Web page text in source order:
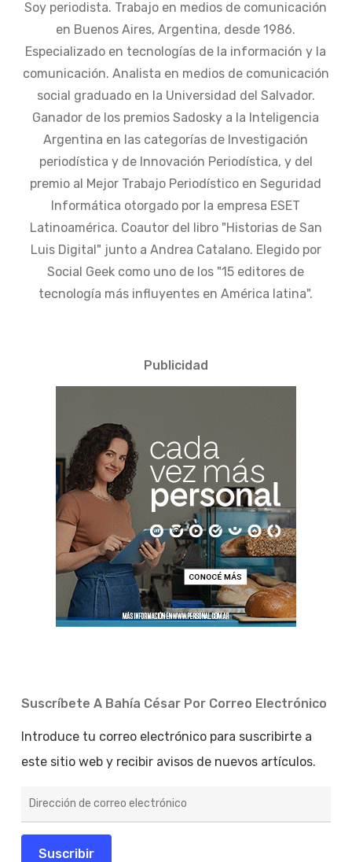
Soy periodista. Trabajo en medios de comunicación
en Buenos Aires, Argentina, desde 1986.
Especializado en tecnologías de la información y la
comunicación. Analista en medios de comunicación
social graduado en la Universidad del Salvador.
Ganador de los premios Sadosky a la Inteligencia
Argentina en las categorías de Investigación
periodística y de Innovación Periodística, y del
premio al Mejor Trabajo Periodístico en Seguridad
Informática otorgado por la empresa ESET
Latinoamérica. Coautor del libro "Historias de San
Luis Digital" junto a Andrea Catalano. Elegido por
Social Geek como uno de los "15 editores de
tecnología más influyentes en América latina".
Publicidad
Suscríbete A Bahía César Por Correo Electrónico
Introduce tu correo electrónico para suscribirte a
este sitio web y recibir avisos de nuevos artículos.
de
electrónico
Suscribir